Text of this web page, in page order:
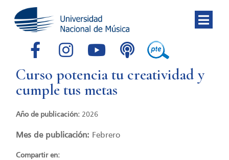
Curso potencia tu creatividad y
cumple tus metas
Año de publicación: 2026
Mes de publicación: Febrero
Compartir en: